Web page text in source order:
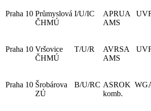
Praha 10 Průmyslová
ČHMÚ
I/U/IC
APRUA
AMS
Praha 10 Vršovice
ČHMÚ
T/U/R
AVRSA
AMS
Praha 10 Šrobárova
ZÚ
B/U/RC ASROK
komb.